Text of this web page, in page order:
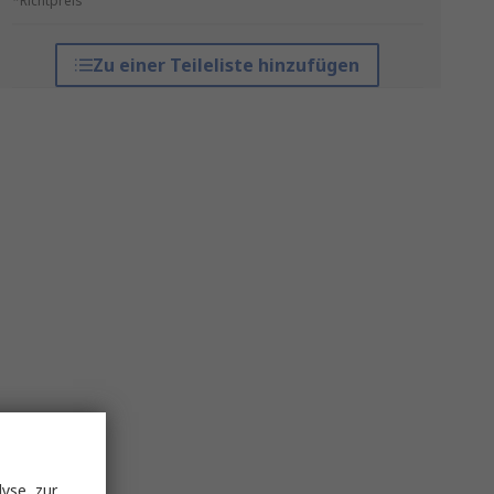
Zu einer Teileliste hinzufügen